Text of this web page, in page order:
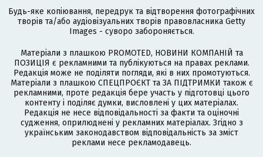
Будь-яке копіювання, передрук та відтворення фотографічних
творів та/або аудіовізуальних творів правовласника Getty
Images - суворо забороняється.
Матеріали з плашкою PROMOTED, НОВИНИ КОМПАНІЙ та
ПОЗИЦІЯ є рекламними та публікуються на правах реклами.
Редакція може не поділяти погляди, які в них промотуються.
Матеріали з плашкою СПЕЦПРОЄКТ та ЗА ПІДТРИМКИ також є
рекламними, проте редакція бере участь у підготовці цього
контенту і поділяє думки, висловлені у цих матеріалах.
Редакція не несе відповідальності за факти та оціночні
судження, оприлюднені у рекламних матеріалах. Згідно з
українським законодавством відповідальність за зміст
реклами несе рекламодавець.